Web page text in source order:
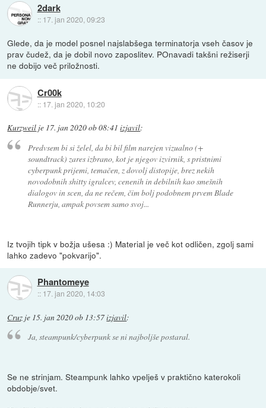
2dark
:: 17. jan 2020, 09:23
Glede, da je model posnel najslabšega terminatorja vseh časov je
prav čudež, da je dobil novo zaposlitev. POnavadi takšni režiserji
ne dobijo več priložnosti.
Cr00k
:: 17. jan 2020, 10:20
Kurzweil je 17. jan 2020 ob 08:41 izjavil:
Predvsem bi si želel, da bi bil film narejen vizualno (+
soundtrack) zares izbrano, kot je njegov izvirnik, s pristnimi
cyberpunk prijemi, temačen, z dovolj distopije, brez nekih
novodobnih shitty igralcev, cenenih in debilnih kao smešnih
dialogov in scen, da ne rečem, čim bolj podobnem prvem Blade
Runnerju, ampak povsem samo svoj...
Iz tvojih tipk v božja ušesa :) Material je več kot odličen, zgolj sami
lahko zadevo "pokvarijo".
Phantomeye
:: 17. jan 2020, 14:03
Cruz je 15. jan 2020 ob 13:57izjavil:
Ja, steampunk/cyberpunk se ni najboljše postaral.
Se ne strinjam. Steampunk lahko vpelješ v praktično katerokoli
obdobje/svet.